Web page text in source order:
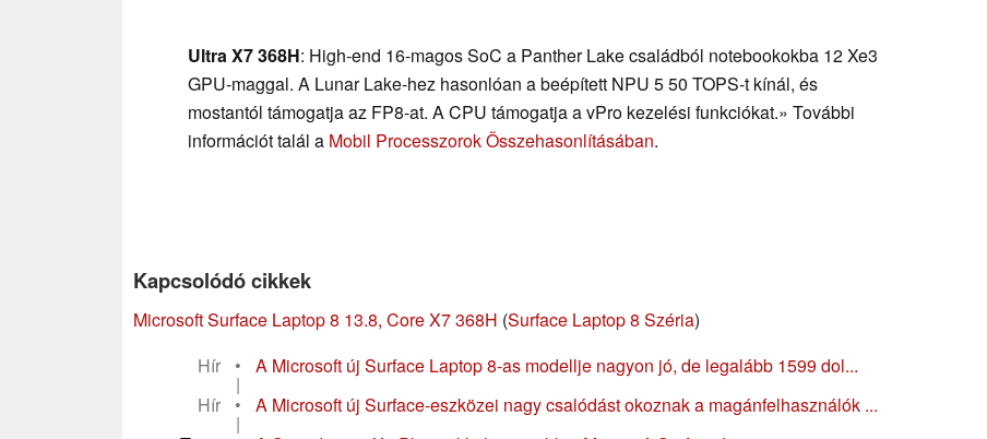
Ultra X7 368H: High-end 16-magos SoC a Panther Lake családból notebookokba 12 Xe3
GPU-maggal. A Lunar Lake-hez hasonlóan a beépített NPU 5 50 TOPS-t kínál, és
mostantól támogatja az FP8-at. A CPU támogatja a vPro kezelési funkciókat.» További
információt talál a Mobil Processzorok Összehasonlításában.
Kapcsolódó cikkek
Microsoft Surface Laptop 8 13.8, Core X7 368H (Surface Laptop 8 Széria)
Hír
• A Microsoft új Surface Laptop 8-as modellje nagyon jó, de legalább 1599 dol...
|
Hír
• A Microsoft új Surface-eszközei nagy csalódást okoznak a magánfelhasználók ...
|